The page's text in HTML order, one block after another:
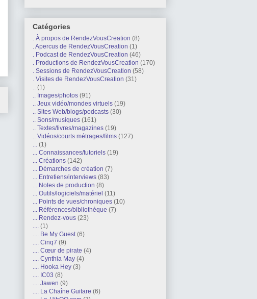
Catégories
. À propos de RendezVousCreation (8)
. Apercus de RendezVousCreation (1)
. Podcast de RendezVousCreation (46)
. Productions de RendezVousCreation (170)
. Sessions de RendezVousCreation (58)
. Visites de RendezVousCreation (31)
.. (1)
.. Images/photos (91)
.. Jeux vidéo/mondes virtuels (19)
.. Sites Web/blogs/podcasts (30)
.. Sons/musiques (161)
.. Textes/livres/magazines (19)
.. Vidéos/courts métrages/films (127)
... (1)
... Connaissances/tutoriels (19)
... Créations (142)
... Démarches de création (7)
... Entretiens/interviews (83)
... Notes de production (8)
... Outils/logiciels/matériel (11)
... Points de vues/chroniques (10)
... Références/bibliothèque (7)
... Rendez-vous (23)
.... (1)
.... Be My Guest (6)
.... Cinq7 (9)
.... Cœur de pirate (4)
.... Cynthia May (4)
.... Hooka Hey (3)
.... IC03 (8)
.... Jawen (9)
.... La Chaîne Guitare (6)